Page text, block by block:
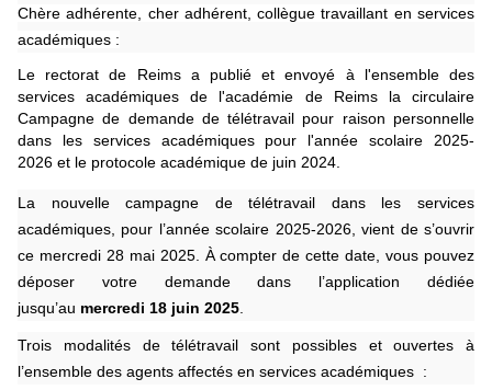
Chère adhérente, cher adhérent, collègue travaillant en services
académiques :
Le rectorat de Reims a publié et envoyé à l'ensemble des
services académiques de l'académie de Reims la circulaire
Campagne de demande de télétravail pour raison personnelle
dans les services académiques pour l'année scolaire 2025-
2026 et le protocole académique de juin 2024.
La nouvelle campagne de télétravail dans les services
académiques, pour l’année scolaire 2025-2026, vient de s’ouvrir
ce mercredi 28 mai 2025. À compter de cette date, vous pouvez
déposer votre demande dans l’application dédiée
jusqu’au mercredi 18 juin 2025
Trois modalités de télétravail sont possibles et ouvertes à
l’ensemble des agents affectés en services académiques :